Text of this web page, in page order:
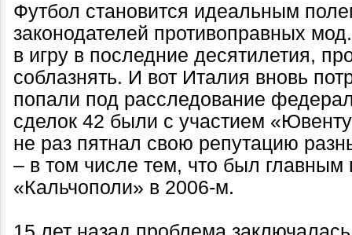
Футбол становится идеальным
законодателей противоправных
в игру в последние десятилетия,
соблазнять. И вот Италия вновь
попали под расследование
сделок 42 были с участием
не раз пятнал свою репутацию
– в том числе тем, что был главным
«Кальчополи» в 2006-м.